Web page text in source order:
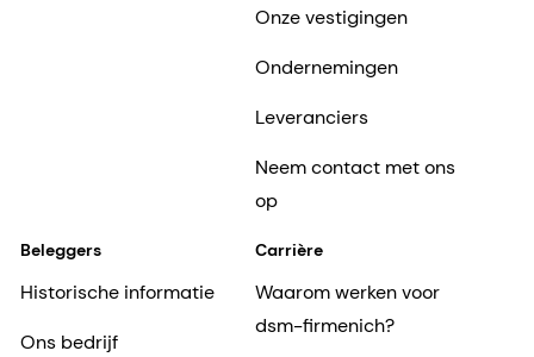
Onze vestigingen
Ondernemingen
Leveranciers
Neem contact met ons
op
Beleggers
Historische informatie
Ons bedrijf
Carrière
Waarom werken voor
dsm-firmenich?